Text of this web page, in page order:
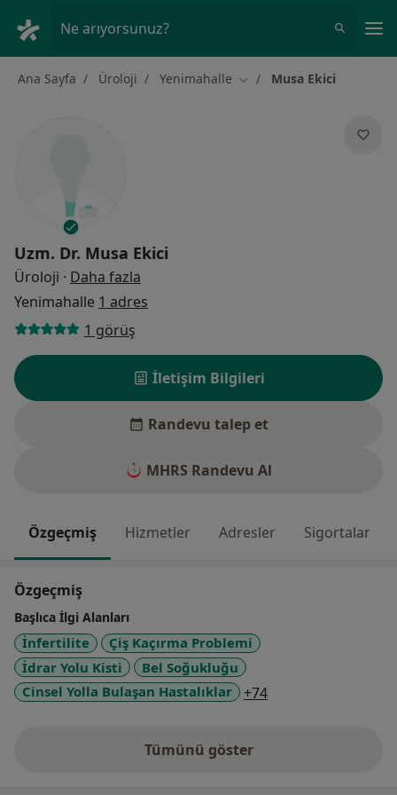
Ne arıyorsunuz?
Ana Sayfa Üroloji Yenimahalle Şehir değiştir
Musa Ekici
Uzm. Dr. Musa Ekici
Üroloji · Daha fazla
Yenimahalle 1 adres
1 görüş
İletişim Bilgileri
Randevu talep et
MHRS Randevu Al
Özgeçmiş Hizmetler Adresler Sigortalar
Özgeçmiş
Başlıca İlgi Alanları
İnfertilite
Çiş Kaçırma Problemi
İdrar Yolu Kisti
Bel Soğukluğu
Cinsel Yolla Bulaşan Hastalıklar
+74
Tümünü gösterdeneyim hakkında